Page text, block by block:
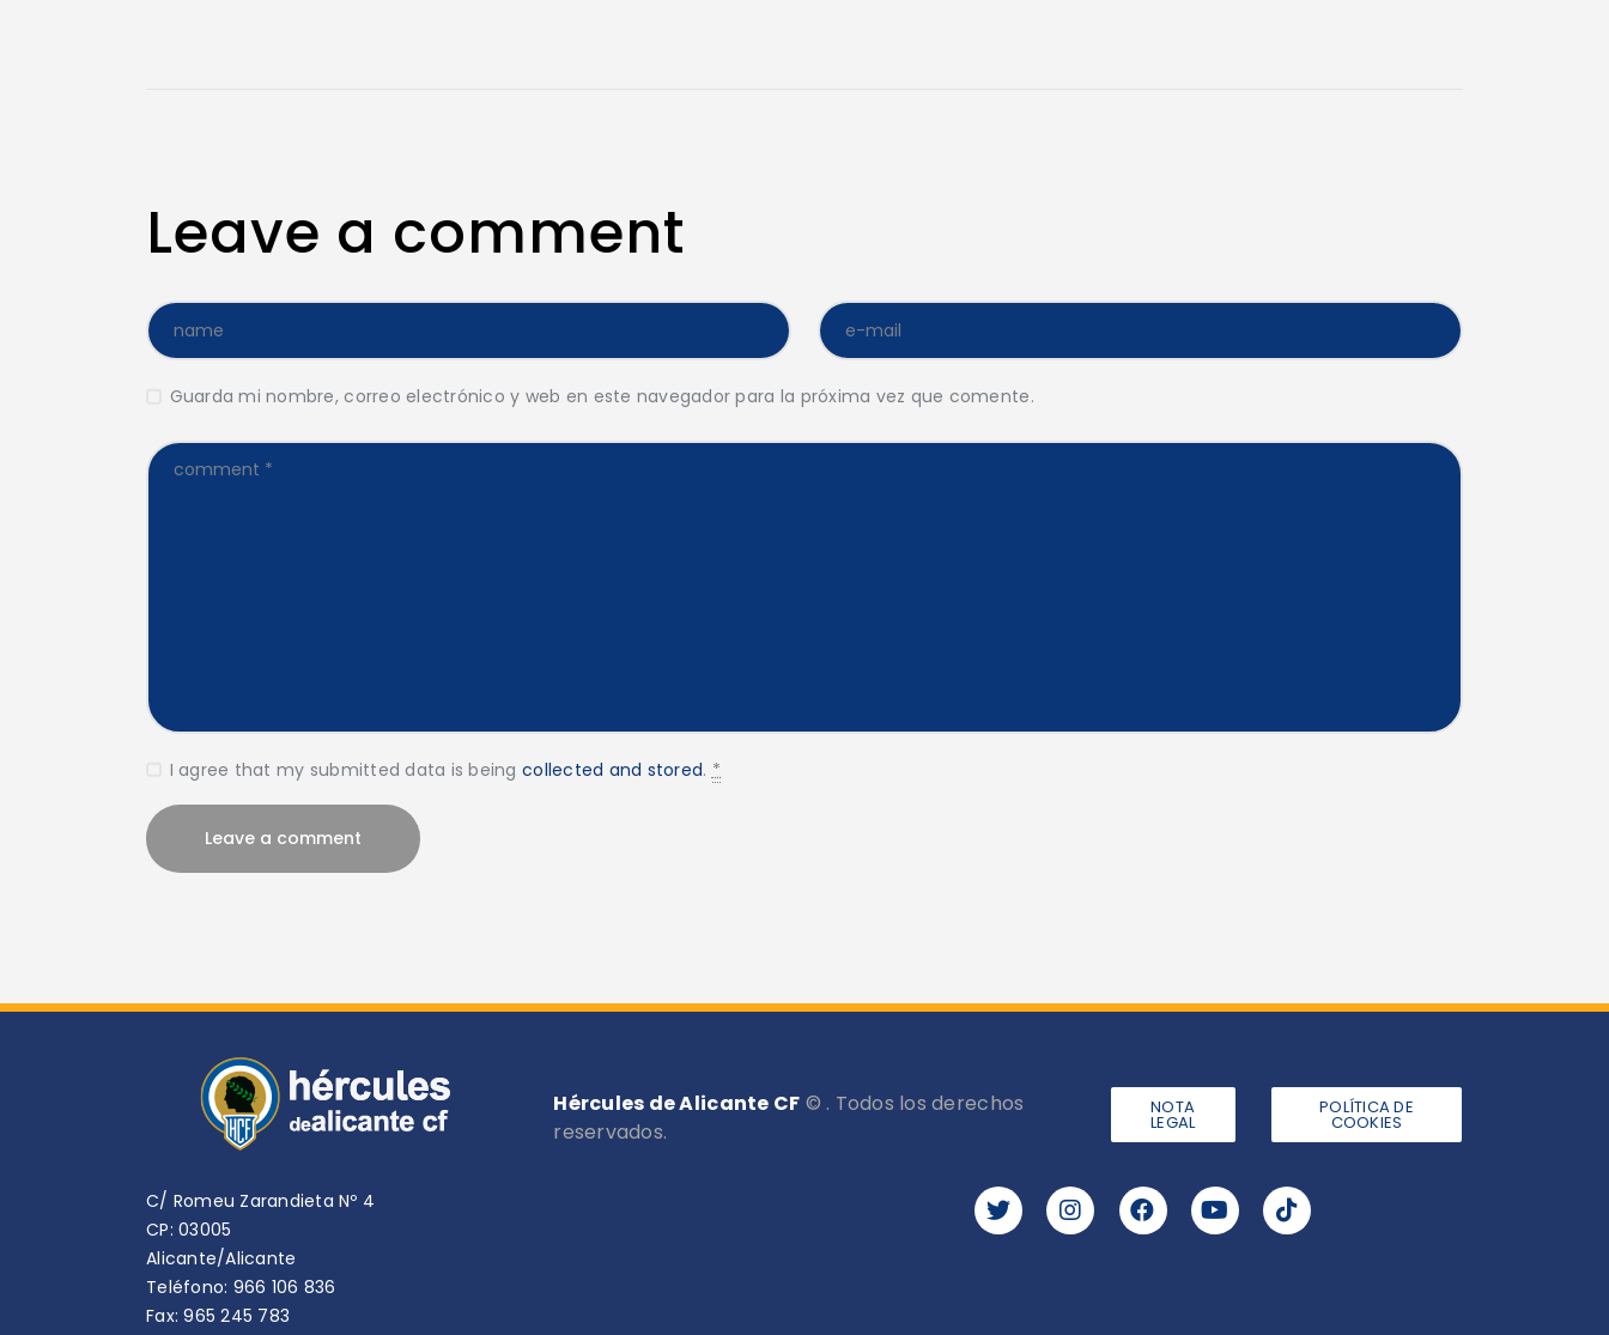
Leave a comment
Guarda mi nombre, correo electrónico y web en este navegador para la próxima vez que comente.
I agree that my submitted data is being collected and stored. *
Hércules de Alicante CF © . Todos los derechos
reservados.
NOTA
LEGAL
POLÍTICA DE
COOKIES
C/ Romeu Zarandieta Nº 4
CP: 03005
Alicante/Alicante
Teléfono: 966 106 836
Fax: 965 245 783